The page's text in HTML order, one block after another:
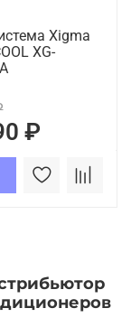
Xigma
XG-
₽